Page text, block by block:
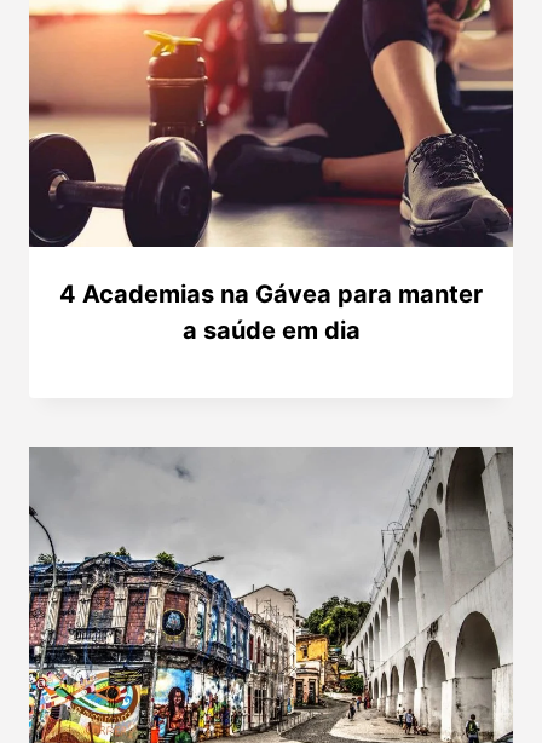
4 Academias na Gávea para manter
a saúde em dia